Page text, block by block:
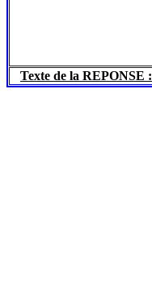
Texte de la REPONSE :